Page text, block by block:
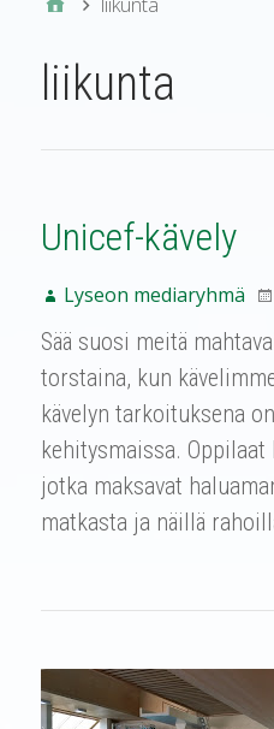
liikunta
Unicef-kävely
Lyseon mediaryhmä
Sää suosi meitä
torstaina, kun
kävelyn tarkoituksena
kehitysmaissa.
jotka maksavat
matkasta ja näillä